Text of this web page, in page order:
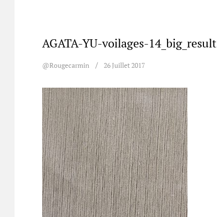
AGATA-YU-voilages-
@rougecarmin 26 Juillet 2017